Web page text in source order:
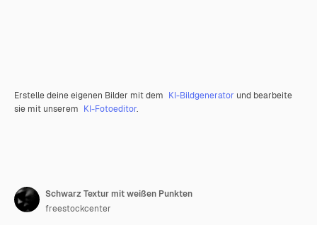
Erstelle deine eigenen Bilder mit dem KI-Bildgenerator und bearbeite
sie mit unserem KI-Fotoeditor.
Schwarz Textur mit weißen Punkten
freestockcenter